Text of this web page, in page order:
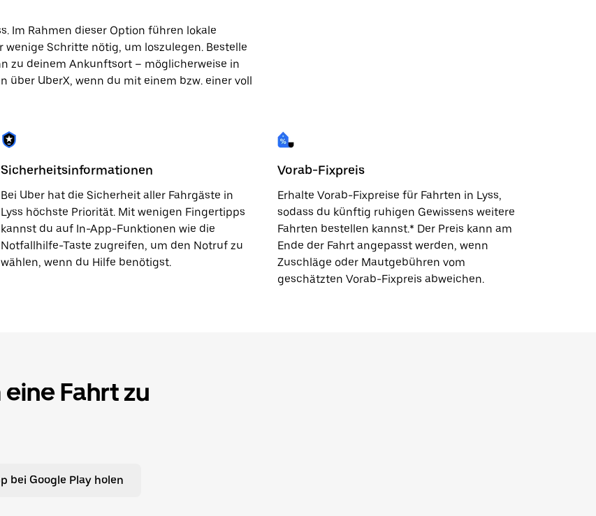
Im Rahmen dieser Option führen lokale
Schritte nötig, um loszulegen. Bestelle
zu deinem Ankunftsort – möglicherweise in
über UberX, wenn du mit einem bzw. einer voll
Sicherheitsinformationen
Bei Uber hat die Sicherheit aller Fahrgäste in
Lyss höchste Priorität. Mit wenigen Fingertipps
kannst du auf In-App-Funktionen wie die
Notfallhilfe-Taste zugreifen, um den Notruf zu
wählen, wenn du Hilfe benötigst.
Vorab-Fixpreis
Erhalte Vorab-Fixpreise für Fahrten in Lyss,
sodass du künftig ruhigen Gewissens weitere
Fahrten bestellen kannst.* Der Preis kann am
Ende der Fahrt angepasst werden, wenn
Zuschläge oder Mautgebühren vom
geschätzten Vorab-Fixpreis abweichen.
Fahrt zu
bei Google Play holen